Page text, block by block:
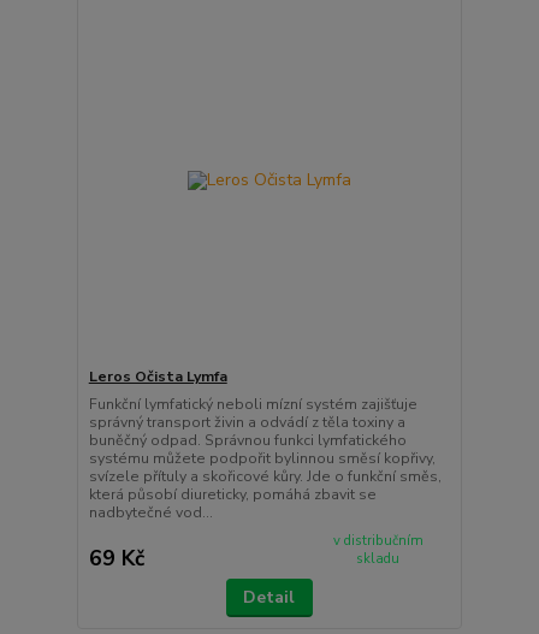
Leros Očista Lymfa
Funkční lymfatický neboli mízní systém zajišťuje
správný transport živin a odvádí z těla toxiny a
buněčný odpad. Správnou funkci lymfatického
systému můžete podpořit bylinnou směsí kopřivy,
svízele přítuly a skořicové kůry. Jde o funkční směs,
která působí diureticky, pomáhá zbavit se
nadbytečné vod...
69 Kč
v distribučním
skladu
Detail